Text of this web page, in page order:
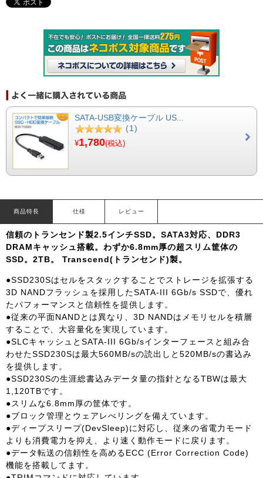
SATA-USB変換ケーブル US...
(1)
¥1,780(税込)
商品特長 仕様 レビュー
信頼のトランセンド製2.5インチSSD。SATA3対応、DDR3
DRAMキャッシュ搭載。わずか6.8mm厚の超スリム筐体の
SSD。2TB。 Transcend(トランセンド)製。
●SSD230Sはセルをスタックすることでストレージを拡張する
3D NANDフラッシュを採用したSATA-III 6Gb/s SSDで、優れ
たパフォーマンスと信頼性を提供します。
●従来の平面NANDとは異なり、3D NANDはメモリセルを積層
することで、大容量化を実現しています。
●SLCキャッシュとSATA-III 6Gb/sインターフェースと組み合
わせたSSD230Sは最大560MB/sの読出しと520MB/sの書込み
を提供します。
●SSD230Sの生涯総書込みデータ量の指針となるTBWは最大
1,120TBです。
●スリムな6.8mm厚の筐体です。
●ブロック管理とウェアレべリングを備えています。
●ディープスリープ(DevSleep)に対応し、従来の省電力モード
よりも消費電力を抑え、より速く動作モードに戻ります。
●データ転送の信頼性を高めるECC (Error Correction Code)
機能を搭載してます。